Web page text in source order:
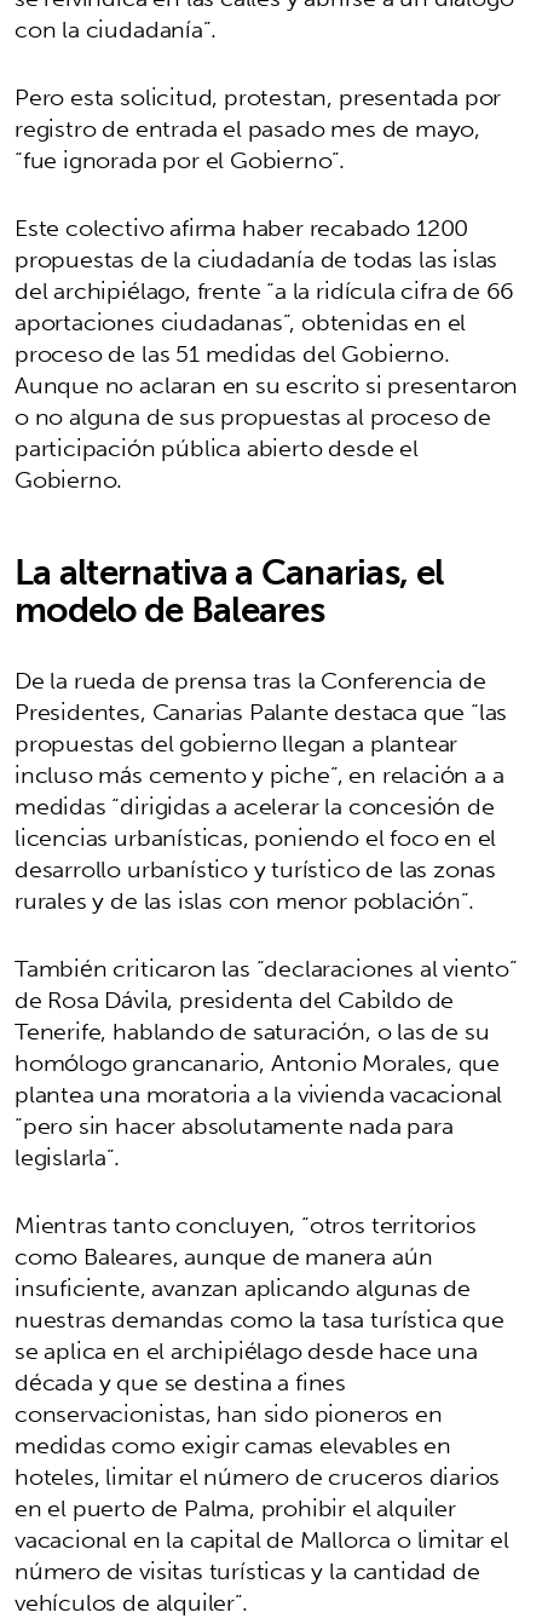
con la ciudadanía”.
Pero esta solicitud, protestan, presentada por
registro de entrada el pasado mes de mayo,
“fue ignorada por el Gobierno”.
Este colectivo afirma haber recabado 1200
propuestas de la ciudadanía de todas las islas
del archipiélago, frente “a la ridícula cifra de 66
aportaciones ciudadanas”, obtenidas en el
proceso de las 51 medidas del Gobierno.
Aunque no aclaran en su escrito si presentaron
o no alguna de sus propuestas al proceso de
participación pública abierto desde el
Gobierno.
La alternativa a Canarias, el
modelo de Baleares
De la rueda de prensa tras la Conferencia de
Presidentes, Canarias Palante destaca que “las
propuestas del gobierno llegan a plantear
incluso más cemento y piche”, en relación a a
medidas “dirigidas a acelerar la concesión de
licencias urbanísticas, poniendo el foco en el
desarrollo urbanístico y turístico de las zonas
rurales y de las islas con menor población”.
También criticaron las “declaraciones al viento”
de Rosa Dávila, presidenta del Cabildo de
Tenerife, hablando de saturación, o las de su
homólogo grancanario, Antonio Morales, que
plantea una moratoria a la vivienda vacacional
“pero sin hacer absolutamente nada para
legislarla”.
Mientras tanto concluyen, “otros territorios
como Baleares, aunque de manera aún
insuficiente, avanzan aplicando algunas de
nuestras demandas como la tasa turística que
se aplica en el archipiélago desde hace una
década y que se destina a fines
conservacionistas, han sido pioneros en
medidas como exigir camas elevables en
hoteles, limitar el número de cruceros diarios
en el puerto de Palma, prohibir el alquiler
vacacional en la capital de Mallorca o limitar el
número de visitas turísticas y la cantidad de
vehículos de alquiler”.